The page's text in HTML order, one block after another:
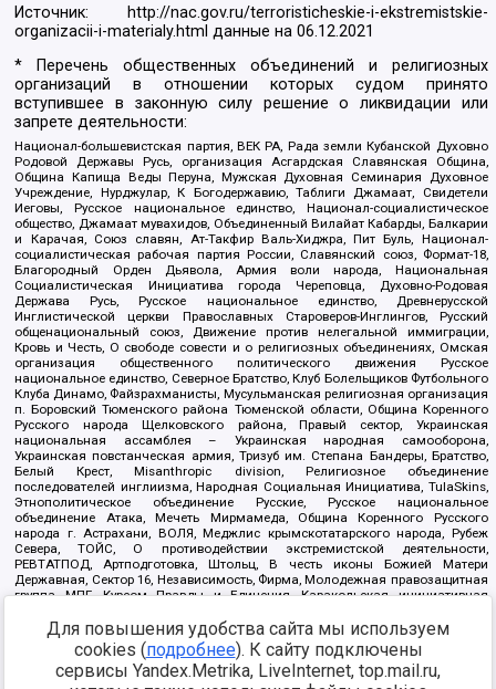
Источник:
http://nac.gov.ru/terroristicheskie-i-ekstremistskie-
organizacii-i-materialy.html данные на06.12.2021
* Перечень общественных объединений и религиозных
организаций в отношении которых судом принято
вступившее в законную силу решение о ликвидации или
запрете деятельности:
Национал-большевистская партия, ВЕК РА, Рада земли Кубанской Духовно
Родовой Державы Русь, организация Асгардская Славянская Община,
Община Капища Веды Перуна, Мужская Духовная Семинария Духовное
Учреждение, Нурджулар, К Богодержавию, Таблиги Джамаат, Свидетели
Иеговы, Русское национальное единство, Национал-социалистическое
общество, Джамаат мувахидов, Объединенный Вилайат Кабарды, Балкарии
и Карачая, Союз славян, Ат-Такфир Валь-Хиджра, Пит Буль, Национал-
социалистическая рабочая партия России, Славянский союз, Формат-18,
Благородный Орден Дьявола, Армия воли народа, Национальная
Социалистическая Инициатива города Череповца, Духовно-Родовая
Держава Русь, Русское национальное единство, Древнерусской
Инглистической церкви Православных Староверов-Инглингов, Русский
общенациональный союз, Движение против нелегальной иммиграции,
Кровь и Честь, О свободе совести и о религиозных объединениях, Омская
организация общественного политического движения Русское
национальное единство, Северное Братство, Клуб Болельщиков Футбольного
Клуба Динамо, Файзрахманисты, Мусульманская религиозная организация
п. Боровский Тюменского района Тюменской области, Община Коренного
Русского народа Щелковского района, Правый сектор, Украинская
национальная ассамблея – Украинская народная самооборона,
Украинская повстанческая армия, Тризуб им. Степана Бандеры, Братство,
Белый Крест, Misanthropic division, Религиозное объединение
последователей инглиизма, Народная Социальная Инициатива, TulaSkins,
Этнополитическое объединение Русские, Русское национальное
объединение Атака, Мечеть Мирмамеда, Община Коренного Русского
народа г. Астрахани, ВОЛЯ, Меджлис крымскотатарского народа, Рубеж
Севера, ТОЙС, О противодействии экстремистской деятельности,
РЕВТАТПОД, Артподготовка, Штольц, В честь иконы Божией Матери
Державная, Сектор 16, Независимость, Фирма, Молодежная правозащитная
группа МПГ, Курсом Правды и Единения, Каракольская инициативная
Благотворительный пансионат Ак Умут, Русская республика Русь,
Арестантское уголовное единство, Башкорт, Нация и свобода, W.H.С., Фалунь
Дафа, Иртыш Ultras, Русский Патриотический клуб-Новокузнецк/РПК,
Сибирский державный союз, Фонд борьбы с коррупцией, Фонд защиты прав
Для повышения удобства сайта мы используем
cookies (подробнее). К сайту подключены
сервисы Yandex.Metrika, LiveInternet, top.mail.ru,